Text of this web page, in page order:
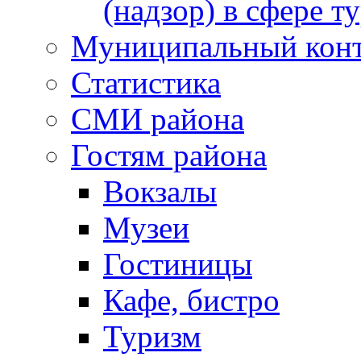
(надзор) в сфере
Муниципальный
Статистика
СМИ района
Гостям района
Вокзалы
Музеи
Гостиницы
Кафе, бистро
Туризм